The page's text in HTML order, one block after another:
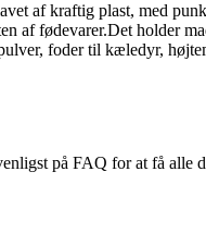
af kraftig plast, med
af ​​fødevarer.Det holder
foder til kæledyr,
på FAQ for at få alle